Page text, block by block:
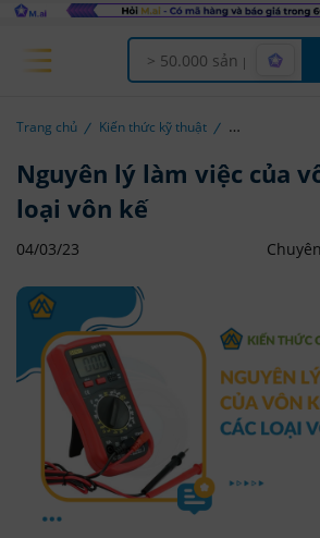
Offcanvas Menu Open
Trang chủ Kiến thức kỹ thuật
Nguyên lý làm việc của
loại vôn kế
04/03/23